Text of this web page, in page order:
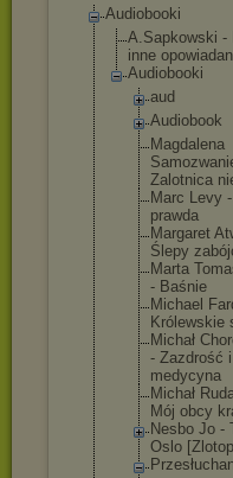
Audiobooki
A.Sapkowski -
inne
Audiobooki
aud
Audiobook
Magdalena
Zalotnica
Marc Levy
prawda
Margaret
Ślepy
Marta
- Baśnie
Michael
Królewskie
Michał
- Zazdrość i
medycyna
Michał
Mój obcy
Nesbo Jo -
Oslo